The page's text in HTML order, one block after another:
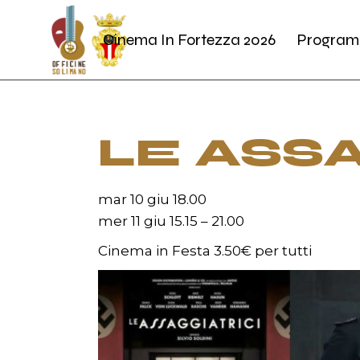
content
Cinema In Fortezza 2026
LE
mar 10 giu 18.00
mer 11 giu 15.15 – 21.00
Cinema in Festa 3.50€ per tutti